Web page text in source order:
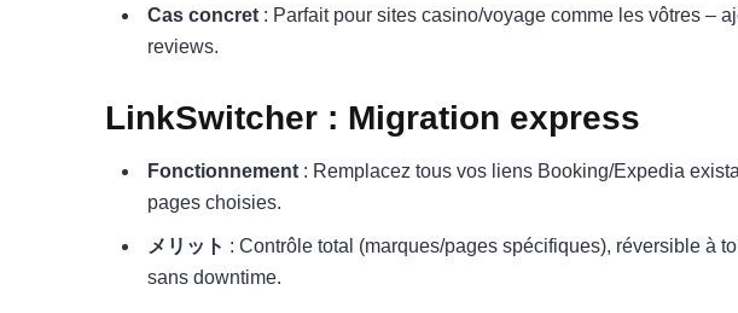
Cas concret : Parfait pour sites casino/voyage comme les vôtres –
reviews.
LinkSwitcher : Migration express
Fonctionnement : Remplacez tous vos liens Booking/Expedia
pages choisies.
メリット : Contrôle total (marques/pages spécifiques), réversible à
sans downtime.